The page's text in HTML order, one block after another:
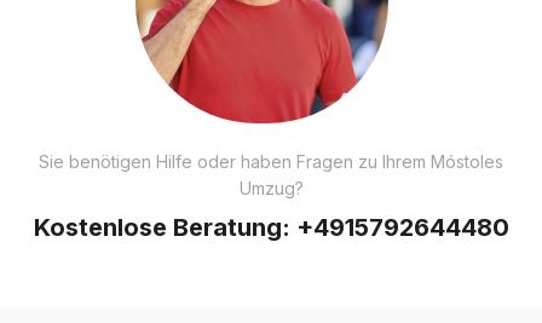
Sie benötigen Hilfe oder haben Fragen zu Ihrem Móstoles
Umzug?
Kostenlose Beratung: +4915792644480